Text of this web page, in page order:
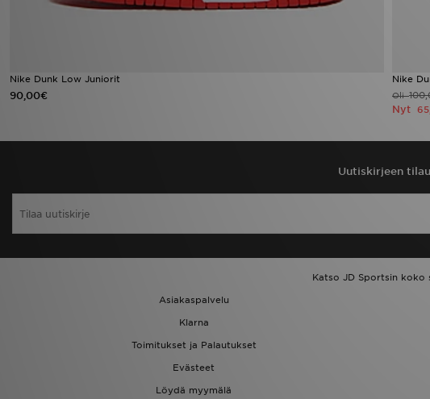
Nike Dunk Low Juniorit
90,00€
Nike
Oli
Nyt
Uutiskirjeen
Katso JD Sportsin koko
Asiakaspalvelu
Klarna
Toimitukset ja Palautukset
Evästeet
Löydä myymälä